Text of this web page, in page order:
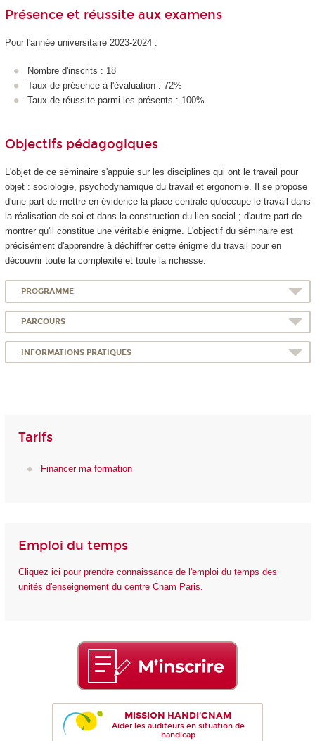
Présence et réussite aux examens
Pour l'année universitaire 2023-2024 :
Nombre d'inscrits : 18
Taux de présence à l'évaluation : 72%
Taux de réussite parmi les présents : 100%
Objectifs pédagogiques
L'objet de ce séminaire s'appuie sur les disciplines qui ont le travail pour
objet : sociologie, psychodynamique du travail et ergonomie. Il se propose
d'une part de mettre en évidence la place centrale qu'occupe le travail dans
la réalisation de soi et dans la construction du lien social ; d'autre part de
montrer qu'il constitue une véritable énigme. L'objectif du séminaire est
précisément d'apprendre à déchiffrer cette énigme du travail pour en
découvrir toute la complexité et toute la richesse.
PROGRAMME
PARCOURS
INFORMATIONS PRATIQUES
Tarifs
Financer ma formation
Emploi du temps
Cliquez ici pour prendre connaissance de l'emploi du temps des
unités d'enseignement du centre Cnam Paris.
MISSION HANDI'CNAM
Aider les auditeurs en situation de
handicap